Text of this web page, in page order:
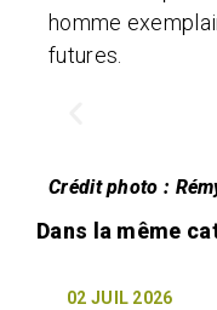
homme
futures.
Crédit photo :
02 JUIL 2026